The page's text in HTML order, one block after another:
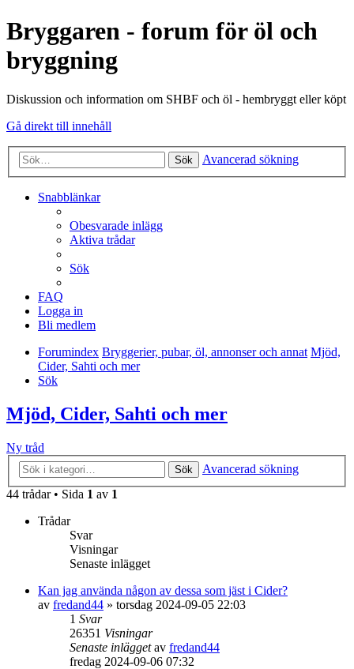
Bryggaren - forum för öl och
bryggning
Diskussion och information om SHBF och öl - hembryggt eller köpt
Gå direkt till innehåll
Sök Avancerad sökning
Snabblänkar
Obesvarade inlägg
Aktiva trådar
Sök
FAQ
Logga in
Bli medlem
Forumindex Bryggerier, pubar, öl, annonser och annat Mjöd,
Cider, Sahti och mer
Sök
Mjöd, Cider, Sahti och mer
Ny tråd
Sök
Avancerad sökning
44 trådar • Sida 1 av 1
Trådar
Svar
Visningar
Senaste inlägget
Kan jag använda någon av dessa som jäst i Cider?
av fredand44 » torsdag 2024-09-05 22:03
1 Svar
26351 Visningar
Senaste inläggetav fredand44
fredag 2024-09-06 07:32